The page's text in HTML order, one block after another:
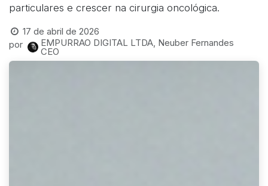
particulares e crescer na cirurgia oncológica.
17 de abril de 2026
por
EMPURRAO DIGITAL LTDA, Neuber Fernandes
CEO